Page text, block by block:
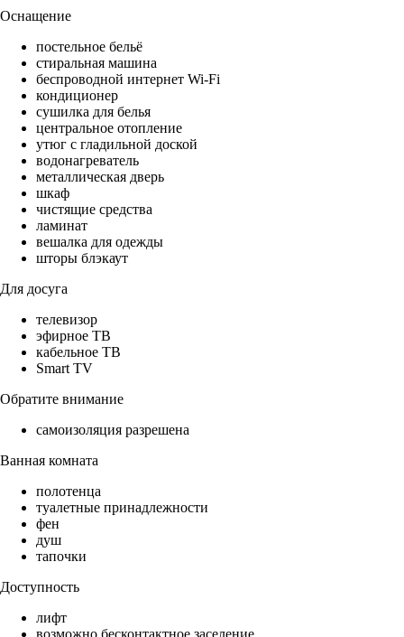
Оснащение
постельное бельё
стиральная машина
беспроводной интернет Wi-Fi
кондиционер
сушилка для белья
центральное отопление
утюг с гладильной доской
водонагреватель
металлическая дверь
шкаф
чистящие средства
ламинат
вешалка для одежды
шторы блэкаут
Для досуга
телевизор
эфирное ТВ
кабельное ТВ
Smart TV
Обратите внимание
самоизоляция разрешена
Ванная комната
полотенца
туалетные принадлежности
фен
душ
тапочки
Доступность
лифт
возможно бесконтактное заселение